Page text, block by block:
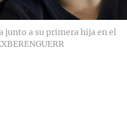
junto a su primera hija en el